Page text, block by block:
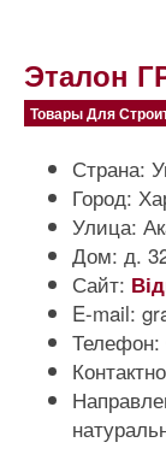
Эталон
Товары Для
Страна:
Город:
Улица:
Дом: д.
Сайт:
E-mail:
Телефон: